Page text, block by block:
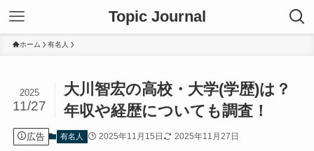
Topic Journal
ホーム 有名人
大川智宏の高校・大学(学歴)は？
年収や経歴についても調査！
2025
11/27
広告 有名人 2025年11月15日 2025年11月27日